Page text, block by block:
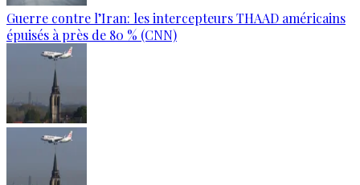
Guerre contre l’Iran: les intercepteurs THAAD américains
épuisés à près de 80 % (CNN)